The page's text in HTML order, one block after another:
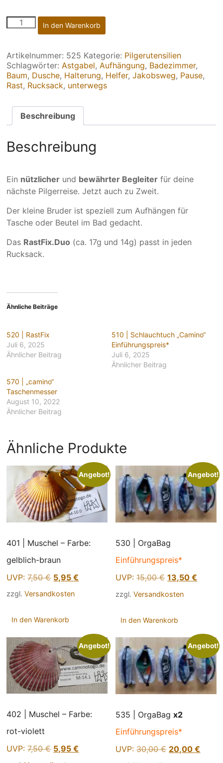
|
Menge
In den Warenkorb
Artikelnummer: 525 Kategorie: Pilgerutensilien
Schlagwörter:Astgabel,Aufhängung, Badezimmer,
Baum, Dusche, Halterung, Helfer,Jakobsweg, Pause,
Rast, Rucksack, unterwegs
Beschreibung
Beschreibung
Ein nützlicher und bewährter Begleiter für deine
nächste Pilgerreise. Jetzt auch zu Zweit.
Der kleine Bruder ist speziell zum Aufhängen für
Tasche oder Beutel im Bad gedacht.
Das RastFix.Duo (ca. 17g und 14g) passt in jeden
Rucksack.
Ähnliche Beiträge
520 | RastFix
Juli 6, 2025
Ähnlicher Beitrag
510 | Schlauchtuch „Camino“
Einführungspreis*
Juli 6, 2025
Ähnlicher Beitrag
570 | „camino“
Taschenmesser
August 10, 2022
Ähnlicher Beitrag
Ähnliche Produkte
Angebot!
401 | Muschel – Farbe:
gelblich-braun
UVP: 7,50€ Ursprünglicher
war:
5,95€
zzgl.Versandkosten
In den Warenkorb
Angebot!
530 | OrgaBag
Einführungspreis*
UVP: 15,00€ Ursprünglicher
war:
13,50€
zzgl.Versandkosten
In den Warenkorb
Angebot!
402 | Muschel – Farbe:
rot-violett
UVP: 7,50€ Ursprünglicher
5,95€
Angebot!
535 | OrgaBagx2
Einführungspreis*
UVP: 30,00€ 20,00€